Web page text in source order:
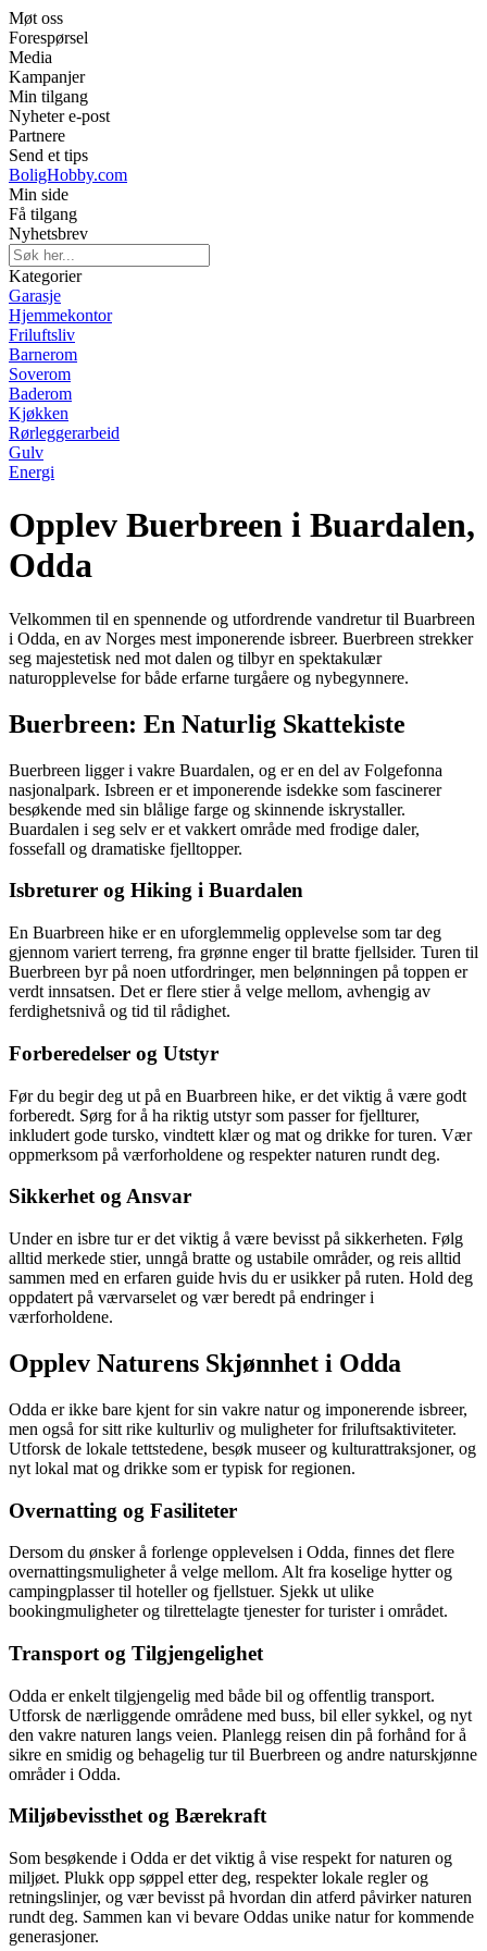
Møt oss
Forespørsel
Media
Kampanjer
Min tilgang
Nyheter e-post
Partnere
Send et tips
BoligHobby.com
Min side
Få tilgang
Nyhetsbrev
Kategorier
Garasje
Hjemmekontor
Friluftsliv
Barnerom
Soverom
Baderom
Kjøkken
Rørleggerarbeid
Gulv
Energi
Opplev Buerbreen i Buardalen,
Odda
Velkommen til en spennende og utfordrende vandretur til Buarbreen
i Odda, en av Norges mest imponerende isbreer. Buerbreen strekker
seg majestetisk ned mot dalen og tilbyr en spektakulær
naturopplevelse for både erfarne turgåere og nybegynnere.
Buerbreen: En Naturlig Skattekiste
Buerbreen ligger i vakre Buardalen, og er en del av Folgefonna
nasjonalpark. Isbreen er et imponerende isdekke som fascinerer
besøkende med sin blålige farge og skinnende iskrystaller.
Buardalen i seg selv er et vakkert område med frodige daler,
fossefall og dramatiske fjelltopper.
Isbreturer og Hiking i Buardalen
En Buarbreen hike er en uforglemmelig opplevelse som tar deg
gjennom variert terreng, fra grønne enger til bratte fjellsider. Turen til
Buerbreen byr på noen utfordringer, men belønningen på toppen er
verdt innsatsen. Det er flere stier å velge mellom, avhengig av
ferdighetsnivå og tid til rådighet.
Forberedelser og Utstyr
Før du begir deg ut på en Buarbreen hike, er det viktig å være godt
forberedt. Sørg for å ha riktig utstyr som passer for fjellturer,
inkludert gode tursko, vindtett klær og mat og drikke for turen. Vær
oppmerksom på værforholdene og respekter naturen rundt deg.
Sikkerhet og Ansvar
Under en isbre tur er det viktig å være bevisst på sikkerheten. Følg
alltid merkede stier, unngå bratte og ustabile områder, og reis alltid
sammen med en erfaren guide hvis du er usikker på ruten. Hold deg
oppdatert på værvarselet og vær beredt på endringer i
værforholdene.
Opplev Naturens Skjønnhet i Odda
Odda er ikke bare kjent for sin vakre natur og imponerende isbreer,
men også for sitt rike kulturliv og muligheter for friluftsaktiviteter.
Utforsk de lokale tettstedene, besøk museer og kulturattraksjoner, og
nyt lokal mat og drikke som er typisk for regionen.
Overnatting og Fasiliteter
Dersom du ønsker å forlenge opplevelsen i Odda, finnes det flere
overnattingsmuligheter å velge mellom. Alt fra koselige hytter og
campingplasser til hoteller og fjellstuer. Sjekk ut ulike
bookingmuligheter og tilrettelagte tjenester for turister i området.
Transport og Tilgjengelighet
Odda er enkelt tilgjengelig med både bil og offentlig transport.
Utforsk de nærliggende områdene med buss, bil eller sykkel, og nyt
den vakre naturen langs veien. Planlegg reisen din på forhånd for å
sikre en smidig og behagelig tur til Buerbreen og andre naturskjønne
områder i Odda.
Miljøbevissthet og Bærekraft
Som besøkende i Odda er det viktig å vise respekt for naturen og
miljøet. Plukk opp søppel etter deg, respekter lokale regler og
retningslinjer, og vær bevisst på hvordan din atferd påvirker naturen
rundt deg. Sammen kan vi bevare Oddas unike natur for kommende
generasjoner.